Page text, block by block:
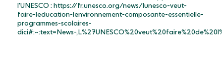
l'UNESCO : https://fr.unesco.org/news/lunesco-veut-
faire-leducation-lenvironnement-composante-essentielle-
programmes-scolaires-
dici#:~:text=News-